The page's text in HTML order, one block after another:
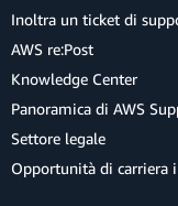
Inoltra un ticket di
AWS re:Post
Knowledge Center
Panoramica di AWS
Settore legale
Opportunità di carriera